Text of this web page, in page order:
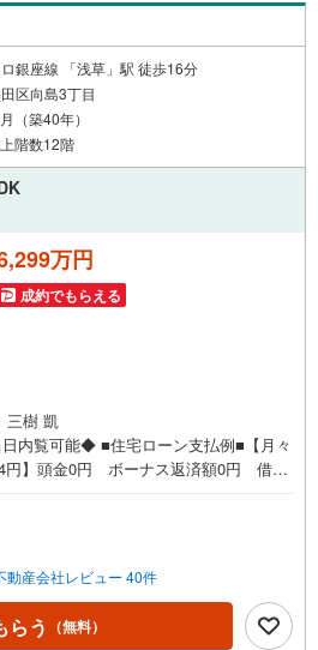
銀座線 「浅草」駅 徒歩16分
区向島3丁目
（築40年）
階数12階
万円
成約でもらえる
三樹 凱
内覧可能◆ ■住宅ローン支払例■【月々
】頭金0円 ボーナス返済額0円 借入
用ローンお気軽にご相談下さい！墨田区
クハイツ。東武スカイツリーライン
ツリー」駅徒歩7分、都営浅草線「本所
、半蔵門線ほか「押上」駅徒歩10分。東
歩6分、お買い物にも便利な立地で生活環
、SRC12階建て、総戸数37戸の管理体制
動産会社レビュー 40件
らう （無料）